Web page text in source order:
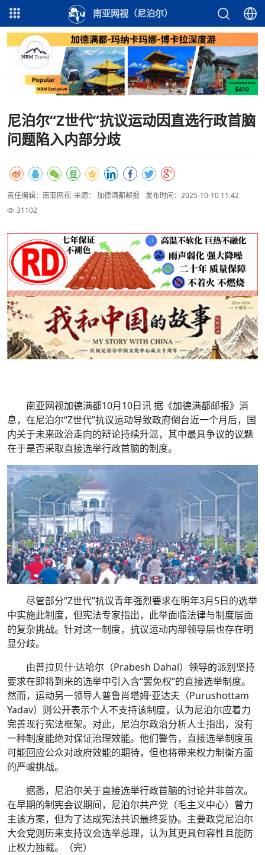
南亚网视（尼泊尔）
尼泊尔“Z世代”抗议运动因直选行政首脑
问题陷入内部分歧
责任编辑：南亚网视 来源： 加德满都邮报
发布时间：2025-10-10 11:42
31102
南亚网视加德满都10月10日讯 据《加德满都邮报》消
息，在尼泊尔“Z世代”抗议运动导致政府倒台近一个月后，国
内关于未来政治走向的辩论持续升温，其中最具争议的议题
在于是否采取直接选举行政首脑的制度。
尽管部分“Z世代”抗议青年强烈要求在明年3月5日的选举
中实施此制度，但宪法专家指出，此举面临法律与制度层面
的复杂挑战。针对这一制度，抗议运动内部领导层也存在明
显分歧。
由普拉贝什·达哈尔（Prabesh Dahal）领导的派别坚持
要求在即将到来的选举中引入含“罢免权”的直接选举制度。
然而，运动另一领导人普鲁肖塔姆·亚达夫（Purushottam
Yadav）则公开表示个人不支持该制度，认为尼泊尔应着力
完善现行宪法框架。对此，尼泊尔政治分析人士指出，没有
一种制度能绝对保证治理效能。他们警告，直接选举制度虽
可能回应公众对政府效能的期待，但也将带来权力制衡方面
的严峻挑战。
据悉，尼泊尔关于直接选举行政首脑的讨论并非首次。
在早期的制宪会议期间，尼泊尔共产党（毛主义中心）曾力
主该方案，但为了达成宪法共识最终妥协。主要政党尼泊尔
大会党则历来支持议会选举总理，认为其更具包容性且能防
止权力独裁。（完）